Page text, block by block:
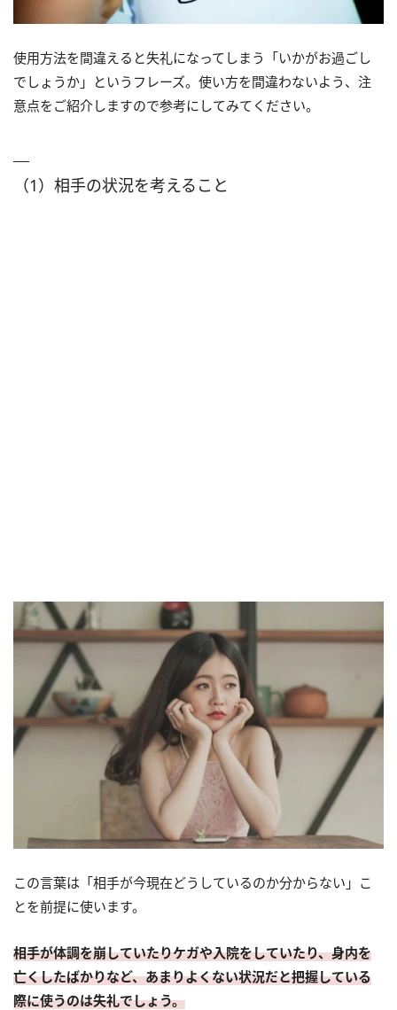
使用方法を間違えると失礼になってしまう「いかがお過ごし
でしょうか」というフレーズ。使い方を間違わないよう、注
意点をご紹介しますので参考にしてみてください。
（1）相手の状況を考えること
この言葉は「相手が今現在どうしているのか分からない」こ
とを前提に使います。
相手が体調を崩していたりケガや入院をしていたり、身内を
亡くしたばかりなど、あまりよくない状況だと把握している
際に使うのは失礼でしょう。